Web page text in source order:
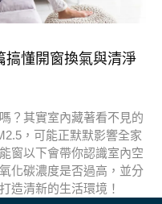
搞懂開窗換氣與清淨
？其實室內藏著看不見的
，可能正默默影響全家
窗以下會帶你認識室內空
化碳濃度是否過高，並分
造清新的生活環境！